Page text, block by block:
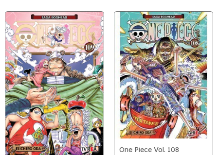
One Piece Vol. 108